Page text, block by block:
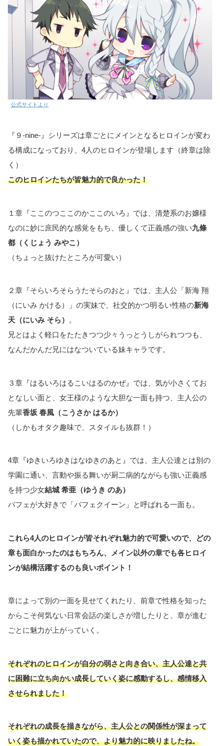
公式サイトより
『９-nine-』シリーズは章ごとにメインとなるヒロインが変わ
る構成になっており、4人のヒロインが登場します（終章は除
く）
このヒロインたちが皆魅力的で良かった！
１章『ここのつここのかここのいろ』では、清楚系のお嬢様
なのに妙に庶民的な感覚をもち、優しくて正義感の強い九條
都（くじょう みやこ）
（ちょっと抜けたところが可愛い）
２章『そらいろそらうたそらのおと』では、主人公「新海 翔
（にいみ かける）」の実妹で、社交的かつ明るい性格の新海
天（にいみ そら）
。
兄とはよく軽口をたたきつつ少々うっとうしがられつつも、
なんだかんだ兄にはなついている妹キャラです。
３章『はるいろはるこいはるのかぜ』では、気が小さくてお
となしい面と、女王様のような大胆な一面も持つ、主人公の
先輩香坂 春風（こうさか はるか）
（しかもオタク趣味で、スタイルも抜群！）
4章『ゆきいろゆきはなゆきのあと』では、主人公達とは別の
学園に通い、言動や振る舞いが厨二病的ながらも強い正義感
を持つ少女結城 希亜（ゆうき のあ）
パフェが大好きで「パフェクイーン」と呼ばれる一面も。
これら4人のヒロインが皆それぞれ魅力的で可愛いので、どの
章も面白かったのはもちろん、メイン以外の章でも各ヒロイ
ンが結構活躍するのも良いポイント！
章によって別の一面を見せてくれたり、前章で性格を知った
からこそ何気ない日常会話の楽しさが増したりと、章が進む
ごとに魅力が上がっていく。
それぞれのヒロインが自分の弱さと向き合い、主人公達と共
に困難に立ち向かい成長していく姿に感動するし、感情移入
させられました！
それぞれの成長を描きながら、主人公との関係性が深まって
いく姿も描かれていたので、より魅力的に映りましたね。